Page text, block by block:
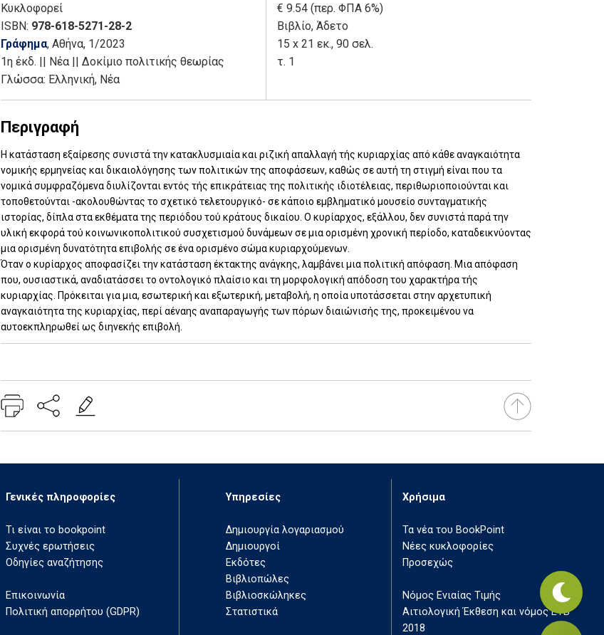
Κυκλοφορεί
ISBN: 978-618-5271-28-2
Γράφημα, Αθήνα, 1/2023
1η έκδ. || Νέα || Δοκίμιο πολιτικής θεωρίας
Γλώσσα: Ελληνική, Νέα
€ 9.54 (περ. ΦΠΑ 6%)
Βιβλίο, Άδετο
15 x 21 εκ., 90 σελ.
τ. 1
Περιγραφή
Η κατάσταση εξαίρεσης συνιστά την κατακλυσμιαία και ριζική απαλλαγή τής κυριαρχίας από κάθε αναγκαιότητα
νομικής ερμηνείας και δικαιολόγησης των πολιτικών της αποφάσεων, καθώς σε αυτή τη στιγμή είναι που τα
νομικά συμφραζόμενα διυλίζονται εντός τής επικράτειας της πολιτικής ιδιοτέλειας, περιθωριοποιούνται και
τοποθετούνται -ακολουθώντας το σχετικό τελετουργικό- σε κάποιο εμβληματικό μουσείο συνταγματικής
ιστορίας, δίπλα στα εκθέματα της περιόδου τού κράτους δικαίου. Ο κυρίαρχος, εξάλλου, δεν συνιστά παρά την
υλική εκφορά τού κοινωνικοπολιτικού συσχετισμού δυνάμεων σε μια ορισμένη χρονική περίοδο, καταδεικνύοντας
μια ορισμένη δυνατότητα επιβολής σε ένα ορισμένο σώμα κυριαρχούμενων.
Όταν ο κυρίαρχος αποφασίζει την κατάσταση έκτακτης ανάγκης, λαμβάνει μια πολιτική απόφαση. Μια απόφαση
που, ουσιαστικά, αναδιατάσσει το οντολογικό πλαίσιο και τη μορφολογική απόδοση του χαρακτήρα τής
κυριαρχίας. Πρόκειται για μια, εσωτερική και εξωτερική, μεταβολή, η οποία υποτάσσεται στην αρχετυπική
αναγκαιότητα της κυριαρχίας, περί αέναης αναπαραγωγής των πόρων διαιώνισής της, προκειμένου να
αυτοεκπληρωθεί ως διηνεκής επιβολή.
Γενικές πληροφορίες
Τι είναι το bookpoint
Συχνές ερωτήσεις
Οδηγίες αναζήτησης
Επικοινωνία
Πολιτική απορρήτου (GDPR)
Υπηρεσίες
Δημιουργία λογαριασμού
Δημιουργοί
Εκδότες
Βιβλιοπώλες
Βιβλιοσκώληκες
Στατιστικά
Χρήσιμα
Τα νέα του BookPoint
Νέες κυκλοφορίες
Προσεχώς
Νόμος Ενιαίας Τιμής
Αιτιολογική Έκθεση και νόμος ΕΤΒ
2018